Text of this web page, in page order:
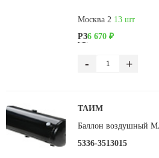
Москва 2 13 шт
РЗ6 670 ₽
- +
ТАИМ
Баллон воздушный
5336-3513015